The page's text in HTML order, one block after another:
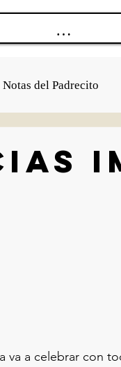
Notas del Padrecito
va a celebrar con